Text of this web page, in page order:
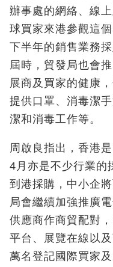
辦事處的網絡、線
球買家來港參觀這
下半年的銷售業務
屆時，貿發局也會
展商及買家的健康
提供口罩、消毒潔
潔和消毒工作等。
周啟良指出，香港
4月亦是不少行業的
到港採購，中小企
局會繼續加強推廣
供應商作商貿配對
平台、展覽在線以
萬名登記國際買家